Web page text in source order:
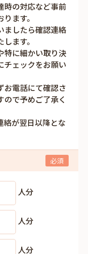
時の対応など事前
ます。
ましたら確認連絡
ます。
特に細かい取り決
チェックをお願い
お電話にて確認さ
で予めご了承く
が翌日以降とな
人分
人分
人分